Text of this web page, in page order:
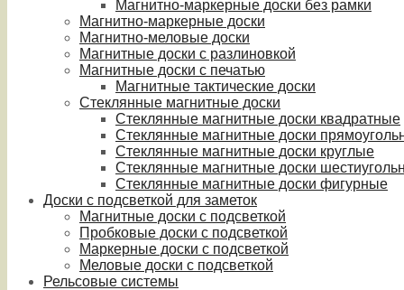
Магнитно-маркерные доски без рамки
Магнитно-маркерные доски
Магнитно-меловые доски
Магнитные доски с разлиновкой
Магнитные доски с печатью
Магнитные тактические доски
Стеклянные магнитные доски
Стеклянные магнитные доски квадратные
Стеклянные магнитные доски
Стеклянные магнитные доски круглые
Стеклянные магнитные доски
Стеклянные магнитные доски фигурные
Доски с подсветкой для заметок
Магнитные доски с подсветкой
Пробковые доски с подсветкой
Маркерные доски с подсветкой
Меловые доски с подсветкой
Рельсовые системы